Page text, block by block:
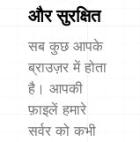
और सुरक्षित
सब कुछ आपके
ब्राउज़र में होता
है। आपकी
फ़ाइलें हमारे
सर्वर को कभी